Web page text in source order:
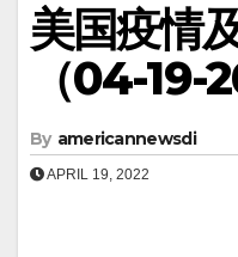
美国疫情
（04-19-
By americannewsdi
APRIL 19, 2022